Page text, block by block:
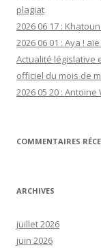
plagiat
2026 06 17 :
2026 06 01 : Aya ! aïe
Actualité législative
officiel du mois de
2026 05 20 :
COMMENTAIRES
ARCHIVES
juillet 2026
juin 2026